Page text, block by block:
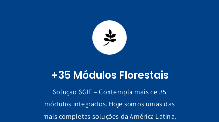
+35 Módulos Florestais
Soluçao SGIF – Contempla mais de 35
módulos integrados. Hoje somos umas das
mais completas soluções da América Latina,